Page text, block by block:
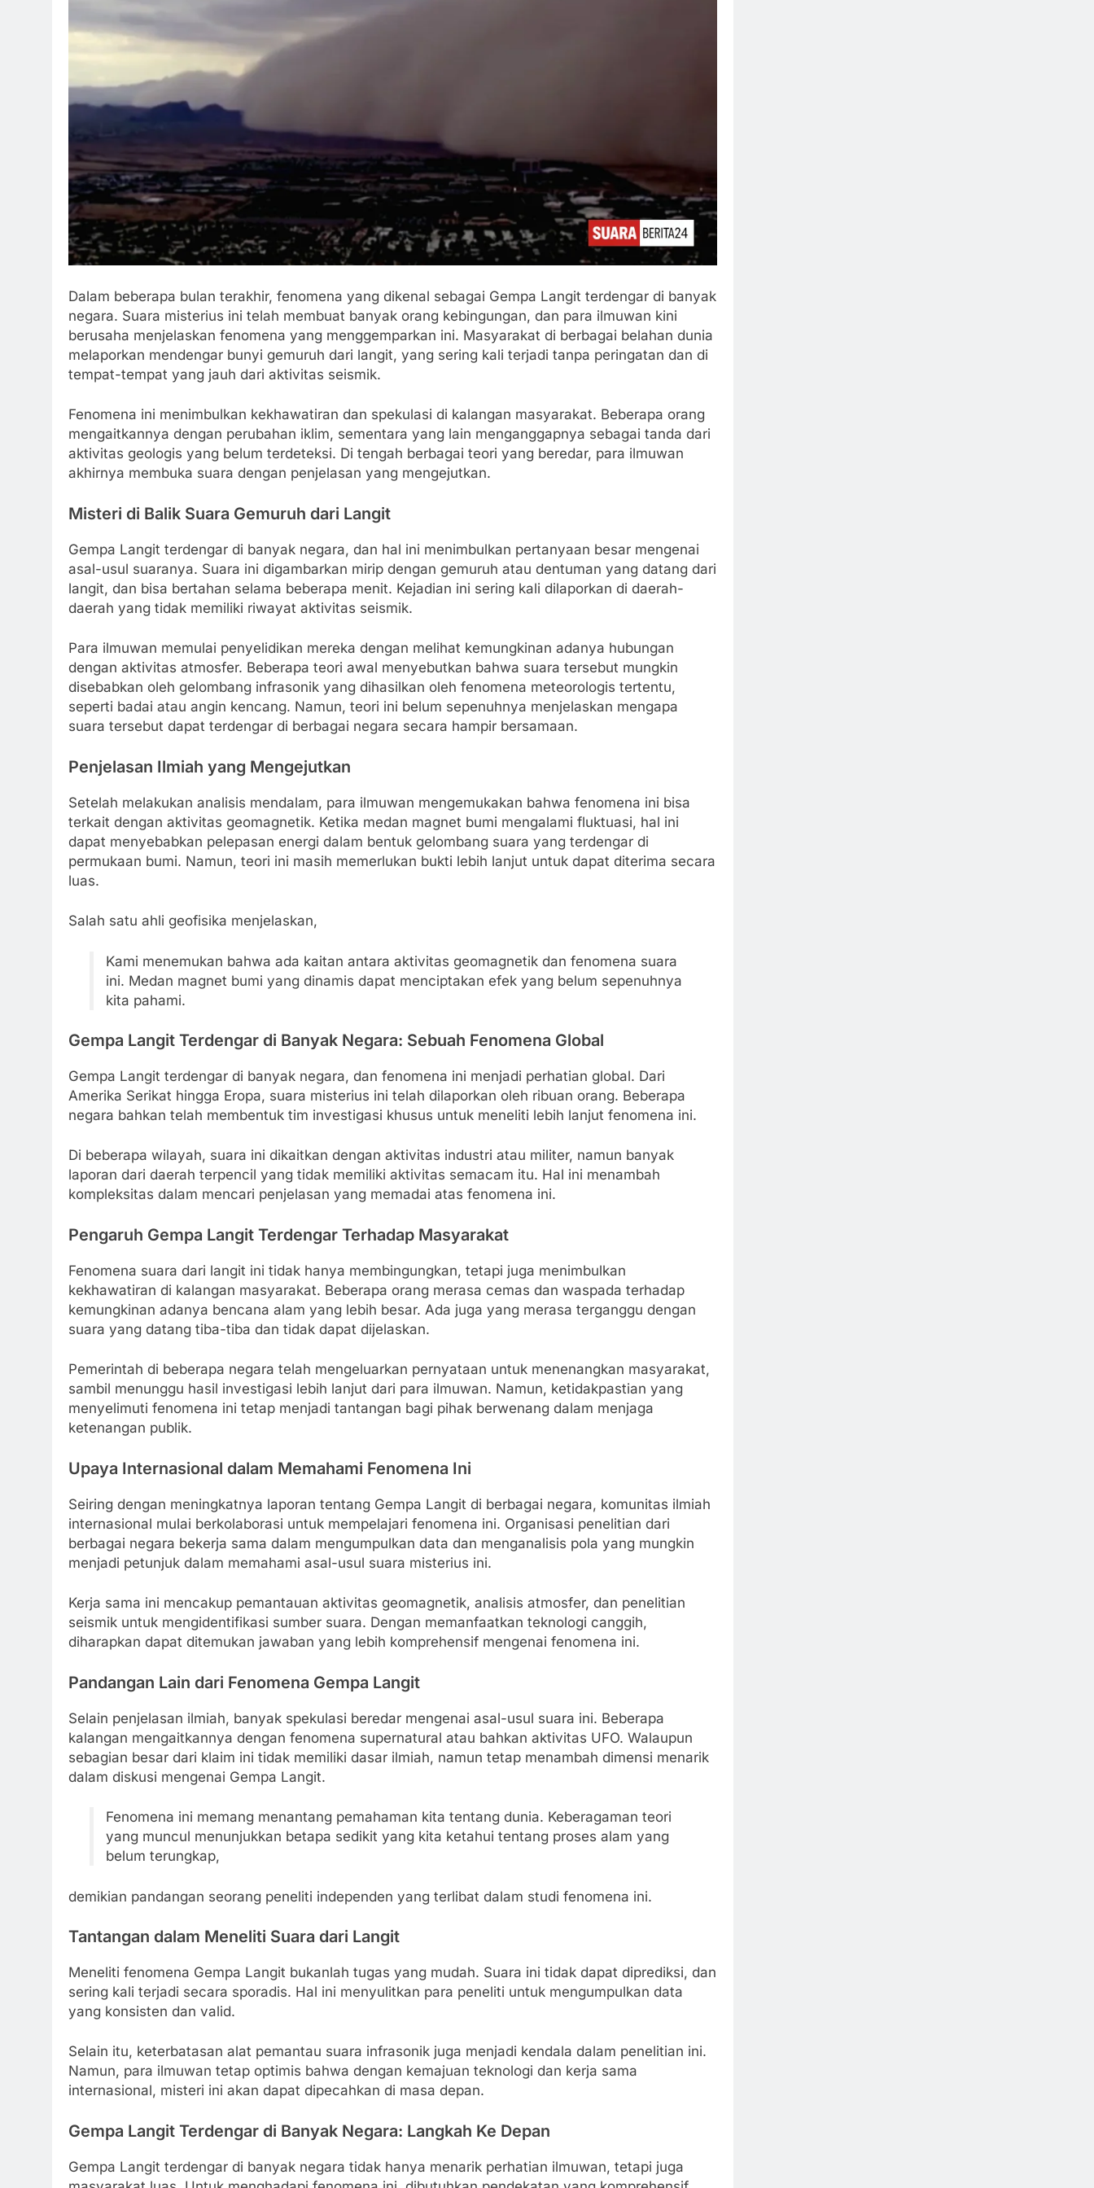
Dalam beberapa bulan terakhir, fenomena yang dikenal sebagai Gempa Langit terdengar di banyak
negara. Suara misterius ini telah membuat banyak orang kebingungan, dan para ilmuwan kini
berusaha menjelaskan fenomena yang menggemparkan ini. Masyarakat di berbagai belahan dunia
melaporkan mendengar bunyi gemuruh dari langit, yang sering kali terjadi tanpa peringatan dan di
tempat-tempat yang jauh dari aktivitas seismik.
Fenomena ini menimbulkan kekhawatiran dan spekulasi di kalangan masyarakat. Beberapa orang
mengaitkannya dengan perubahan iklim, sementara yang lain menganggapnya sebagai tanda dari
aktivitas geologis yang belum terdeteksi. Di tengah berbagai teori yang beredar, para ilmuwan
akhirnya membuka suara dengan penjelasan yang mengejutkan.
Misteri di Balik Suara Gemuruh dari Langit
Gempa Langit terdengar di banyak negara, dan hal ini menimbulkan pertanyaan besar mengenai
asal-usul suaranya. Suara ini digambarkan mirip dengan gemuruh atau dentuman yang datang dari
langit, dan bisa bertahan selama beberapa menit. Kejadian ini sering kali dilaporkan di daerah-
daerah yang tidak memiliki riwayat aktivitas seismik.
Para ilmuwan memulai penyelidikan mereka dengan melihat kemungkinan adanya hubungan
dengan aktivitas atmosfer. Beberapa teori awal menyebutkan bahwa suara tersebut mungkin
disebabkan oleh gelombang infrasonik yang dihasilkan oleh fenomena meteorologis tertentu,
seperti badai atau angin kencang. Namun, teori ini belum sepenuhnya menjelaskan mengapa
suara tersebut dapat terdengar di berbagai negara secara hampir bersamaan.
Penjelasan Ilmiah yang Mengejutkan
Setelah melakukan analisis mendalam, para ilmuwan mengemukakan bahwa fenomena ini bisa
terkait dengan aktivitas geomagnetik. Ketika medan magnet bumi mengalami fluktuasi, hal ini
dapat menyebabkan pelepasan energi dalam bentuk gelombang suara yang terdengar di
permukaan bumi. Namun, teori ini masih memerlukan bukti lebih lanjut untuk dapat diterima secara
luas.
Salah satu ahli geofisika menjelaskan,
Kami menemukan bahwa ada kaitan antara aktivitas geomagnetik dan fenomena suara
ini. Medan magnet bumi yang dinamis dapat menciptakan efek yang belum sepenuhnya
kita pahami.
Gempa Langit Terdengar di Banyak Negara: Sebuah Fenomena Global
Gempa Langit terdengar di banyak negara, dan fenomena ini menjadi perhatian global. Dari
Amerika Serikat hingga Eropa, suara misterius ini telah dilaporkan oleh ribuan orang. Beberapa
negara bahkan telah membentuk tim investigasi khusus untuk meneliti lebih lanjut fenomena ini.
Di beberapa wilayah, suara ini dikaitkan dengan aktivitas industri atau militer, namun banyak
laporan dari daerah terpencil yang tidak memiliki aktivitas semacam itu. Hal ini menambah
kompleksitas dalam mencari penjelasan yang memadai atas fenomena ini.
Pengaruh Gempa Langit Terdengar Terhadap Masyarakat
Fenomena suara dari langit ini tidak hanya membingungkan, tetapi juga menimbulkan
kekhawatiran di kalangan masyarakat. Beberapa orang merasa cemas dan waspada terhadap
kemungkinan adanya bencana alam yang lebih besar. Ada juga yang merasa terganggu dengan
suara yang datang tiba-tiba dan tidak dapat dijelaskan.
Pemerintah di beberapa negara telah mengeluarkan pernyataan untuk menenangkan masyarakat,
sambil menunggu hasil investigasi lebih lanjut dari para ilmuwan. Namun, ketidakpastian yang
menyelimuti fenomena ini tetap menjadi tantangan bagi pihak berwenang dalam menjaga
ketenangan publik.
Upaya Internasional dalam Memahami Fenomena Ini
Seiring dengan meningkatnya laporan tentang Gempa Langit di berbagai negara, komunitas ilmiah
internasional mulai berkolaborasi untuk mempelajari fenomena ini. Organisasi penelitian dari
berbagai negara bekerja sama dalam mengumpulkan data dan menganalisis pola yang mungkin
menjadi petunjuk dalam memahami asal-usul suara misterius ini.
Kerja sama ini mencakup pemantauan aktivitas geomagnetik, analisis atmosfer, dan penelitian
seismik untuk mengidentifikasi sumber suara. Dengan memanfaatkan teknologi canggih,
diharapkan dapat ditemukan jawaban yang lebih komprehensif mengenai fenomena ini.
Pandangan Lain dari Fenomena Gempa Langit
Selain penjelasan ilmiah, banyak spekulasi beredar mengenai asal-usul suara ini. Beberapa
kalangan mengaitkannya dengan fenomena supernatural atau bahkan aktivitas UFO. Walaupun
sebagian besar dari klaim ini tidak memiliki dasar ilmiah, namun tetap menambah dimensi menarik
dalam diskusi mengenai Gempa Langit.
Fenomena ini memang menantang pemahaman kita tentang dunia. Keberagaman teori
yang muncul menunjukkan betapa sedikit yang kita ketahui tentang proses alam yang
belum terungkap,
demikian pandangan seorang peneliti independen yang terlibat dalam studi fenomena ini.
Tantangan dalam Meneliti Suara dari Langit
Meneliti fenomena Gempa Langit bukanlah tugas yang mudah. Suara ini tidak dapat diprediksi, dan
sering kali terjadi secara sporadis. Hal ini menyulitkan para peneliti untuk mengumpulkan data
yang konsisten dan valid.
Selain itu, keterbatasan alat pemantau suara infrasonik juga menjadi kendala dalam penelitian ini.
Namun, para ilmuwan tetap optimis bahwa dengan kemajuan teknologi dan kerja sama
internasional, misteri ini akan dapat dipecahkan di masa depan.
Gempa Langit Terdengar di Banyak Negara: Langkah Ke Depan
Gempa Langit terdengar di banyak negara tidak hanya menarik perhatian ilmuwan, tetapi juga